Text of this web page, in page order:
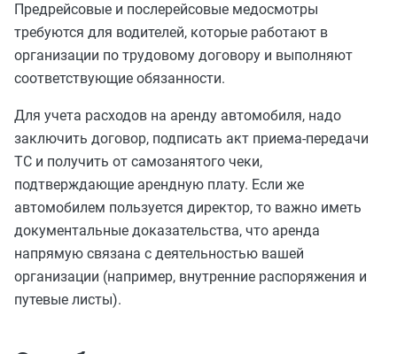
Предрейсовые и послерейсовые медосмотры
требуются для водителей, которые работают в
организации по трудовому договору и выполняют
соответствующие обязанности.
Для учета расходов на аренду автомобиля, надо
заключить договор, подписать акт приема-передачи
ТС и получить от самозанятого чеки,
подтверждающие арендную плату. Если же
автомобилем пользуется директор, то важно иметь
документальные доказательства, что аренда
напрямую связана с деятельностью вашей
организации (например, внутренние распоряжения и
путевые листы).